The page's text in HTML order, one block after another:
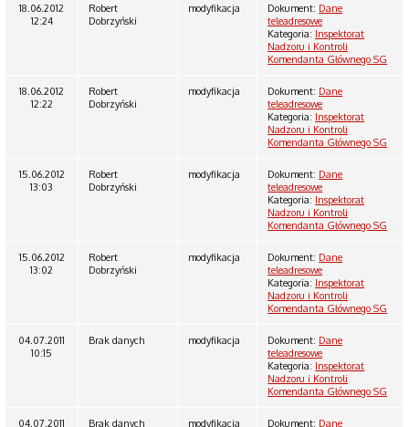
18.06.2012
12:24
Robert
Dobrzyński
modyfikacja Dokument: Dane
teleadresowe
Kategoria: Inspektorat
Nadzoru i Kontroli
Komendanta Głównego SG
18.06.2012
12:22
Robert
Dobrzyński
modyfikacja Dokument: Dane
teleadresowe
Kategoria: Inspektorat
Nadzoru i Kontroli
Komendanta Głównego SG
15.06.2012
13:03
Robert
Dobrzyński
modyfikacja Dokument: Dane
teleadresowe
Kategoria: Inspektorat
Nadzoru i Kontroli
Komendanta Głównego SG
15.06.2012
13:02
Robert
Dobrzyński
modyfikacja Dokument: Dane
teleadresowe
Kategoria: Inspektorat
Nadzoru i Kontroli
Komendanta Głównego SG
04.07.2011
10:15
Brak danych modyfikacja Dokument: Dane
teleadresowe
Kategoria: Inspektorat
Nadzoru i Kontroli
Komendanta Głównego SG
04.07.2011
Brak danych modyfikacja Dokument: Dane